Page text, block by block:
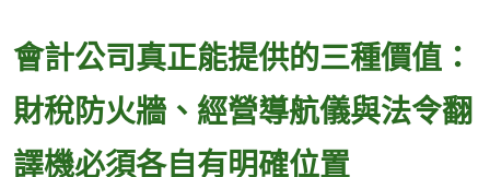
會計公司真正能提供的三種價值：
財稅防火牆、經營導航儀與法令翻
譯機必須各自有明確位置